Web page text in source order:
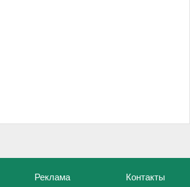
Реклама Контакты